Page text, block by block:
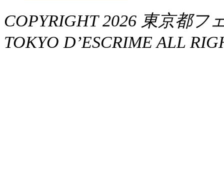
COPYRIGHT 2026 東京都フ
TOKYO D’ESCRIME ALL